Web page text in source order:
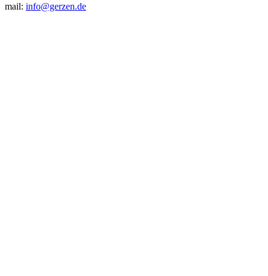
mail: info@gerzen.de